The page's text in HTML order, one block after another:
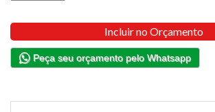
Incluir no Orçamento
Peça seu orçamento pelo Whatsapp